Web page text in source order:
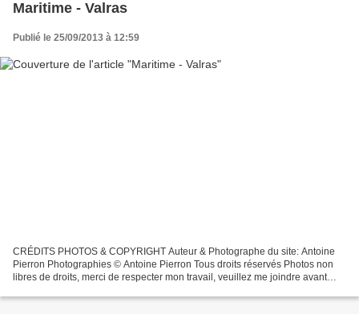
Maritime - Valras
Publié le 25/09/2013 à 12:59
CRÉDITS PHOTOS & COPYRIGHT Auteur & Photographe du site: Antoine
Pierron Photographies © Antoine Pierron Tous droits réservés Photos non
libres de droits, merci de respecter mon travail, veuillez me joindre avant